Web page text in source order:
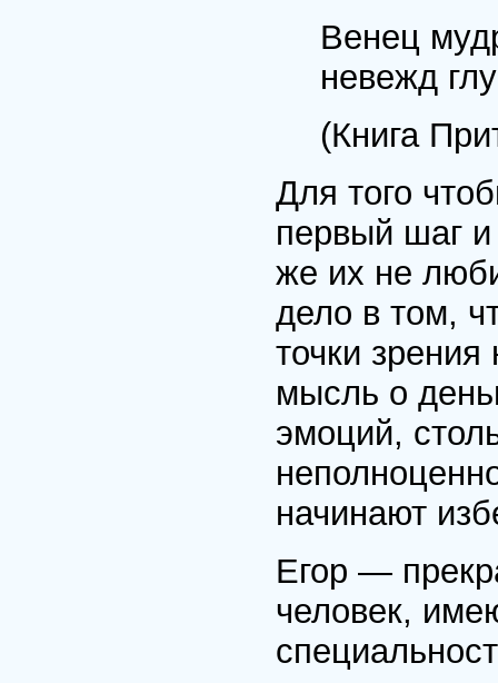
Венец
невежд
(Книга
Для того
первый шаг и
же их не
дело в том,
точки
мысль о
эмоций,
начинают
Егор —
человек,